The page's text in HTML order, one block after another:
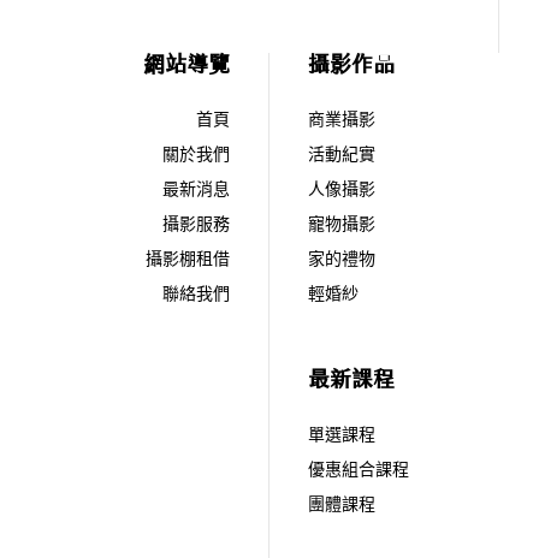
網站導覽
首頁
關於我們
最新消息
攝影服務
攝影棚租借
聯絡我們
攝影作品
商業攝影
活動紀實
人像攝影
寵物攝影
家的禮物
輕婚紗
最新課程
單選課程
優惠組合課程
團體課程